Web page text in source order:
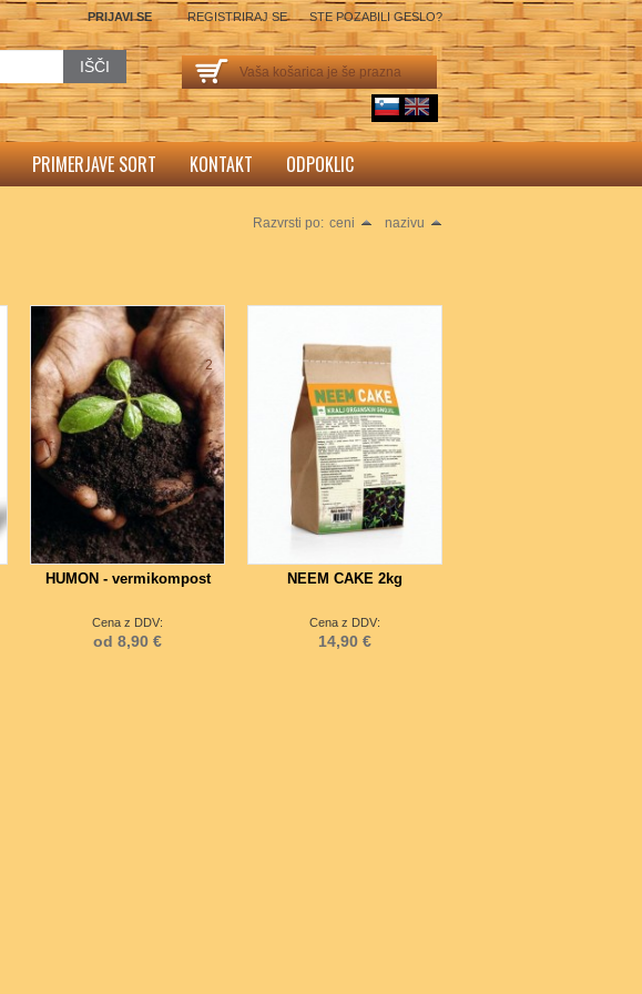
sl English
PRIJAVI SE REGISTRIRAJ SE STE POZABILI GESLO?
Vaša košarica je še prazna
IŠČI
PRIMERJAVE SORT KONTAKT ODPOKLIC
Razvrsti po: ceni nazivu
2
HUMON - vermikompost
Cena z DDV:
od 8,90 €
NEEM CAKE 2kg
Cena z DDV:
14,90 €